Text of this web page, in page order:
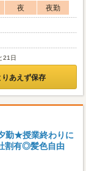
夜
夜勤
21日
りあえず保存
勤★授業終わりに
割有◎髪色自由